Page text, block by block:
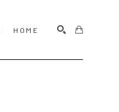
HOME